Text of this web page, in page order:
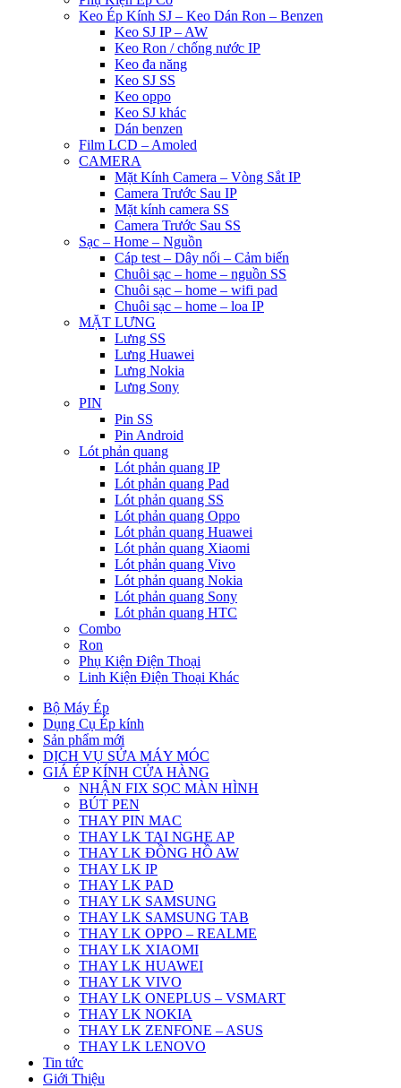
Keo Ép Kính SJ – Keo Dán Ron – Benzen
Keo SJ IP – AW
Keo Ron / chống nước IP
Keo đa năng
Keo SJ SS
Keo oppo
Keo SJ khác
Dán benzen
Film LCD – Amoled
CAMERA
Mặt Kính Camera – Vòng Sắt IP
Camera Trước Sau IP
Mặt kính camera SS
Camera Trước Sau SS
Sạc – Home – Nguồn
Cáp test – Dây nối – Cảm biến
Chuôi sạc – home – nguồn SS
Chuôi sạc – home – wifi pad
Chuôi sạc – home – loa IP
MẶT LƯNG
Lưng SS
Lưng Huawei
Lưng Nokia
Lưng Sony
PIN
Pin SS
Pin Android
Lót phản quang
Lót phản quang IP
Lót phản quang Pad
Lót phản quang SS
Lót phản quang Oppo
Lót phản quang Huawei
Lót phản quang Xiaomi
Lót phản quang Vivo
Lót phản quang Nokia
Lót phản quang Sony
Lót phản quang HTC
Combo
Ron
Phụ Kiện Điện Thoại
Linh Kiện Điện Thoại Khác
Bộ Máy Ép
Dụng Cụ Ép kính
Sản phẩm mới
DỊCH VỤ SỬA MÁY MÓC
GIÁ ÉP KÍNH CỬA HÀNG
NHẬN FIX SỌC MÀN HÌNH
BÚT PEN
THAY PIN MAC
THAY LK TAI NGHE AP
THAY LK ĐỒNG HỒ AW
THAY LK IP
THAY LK PAD
THAY LK SAMSUNG
THAY LK SAMSUNG TAB
THAY LK OPPO – REALME
THAY LK XIAOMI
THAY LK HUAWEI
THAY LK VIVO
THAY LK ONEPLUS – VSMART
THAY LK NOKIA
THAY LK ZENFONE – ASUS
THAY LK LENOVO
Tin tức
Giới Thiệu